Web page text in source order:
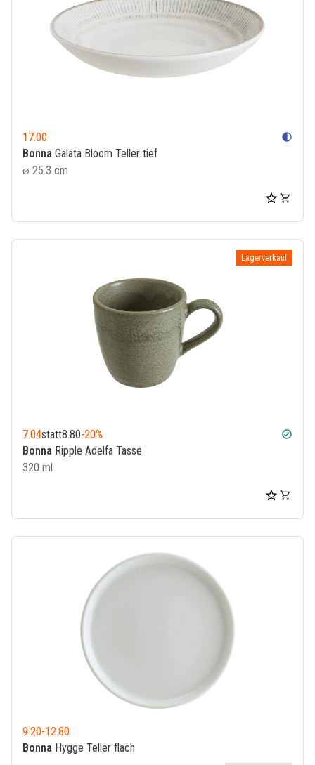
17.00 contrast
Bonna Galata Bloom Teller tief
⌀ 25.3 cm
Lagerverkauf
statt8.80
7.04 -20% check_circle
Bonna Ripple Adelfa Tasse
320 ml
9.20-12.80
Bonna Hygge Teller flach